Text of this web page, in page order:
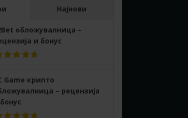
Најнови
обложувалница –
и бонус
Game крипто
– рецензија